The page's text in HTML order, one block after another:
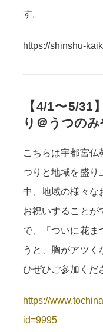
す。
https://shinshu-
【4/1〜5/31
り＠うつのみ
こちらは宇都宮仏
つりと地域を盛り
中、地域の様々な
お祝いすることが
で、「ついに花
うと、胸がアツ
ひぜひご参加くだ
https://
id=9995